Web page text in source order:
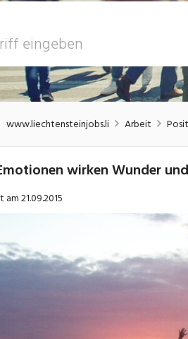
www.liechtensteinjobs.li Arbeit
wirken Wunder
am21.09.2015